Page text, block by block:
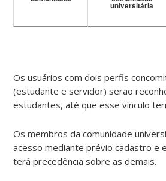
universitária
Os usuários com dois perfis
(estudante e servidor) serão
estudantes, até que esse vínculo
Os membros da comunidade
acesso mediante prévio cadastro e
terá precedência sobre as demais.